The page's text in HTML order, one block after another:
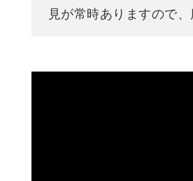
見が常時ありますので